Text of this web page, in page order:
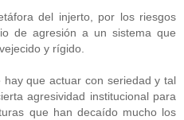
del injerto, por los riesgos
de agresión a un sistema que
y rígido.
que actuar con seriedad y tal
agresividad institucional para
que han decaído mucho los